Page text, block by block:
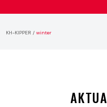
KH-KIPPER / winter